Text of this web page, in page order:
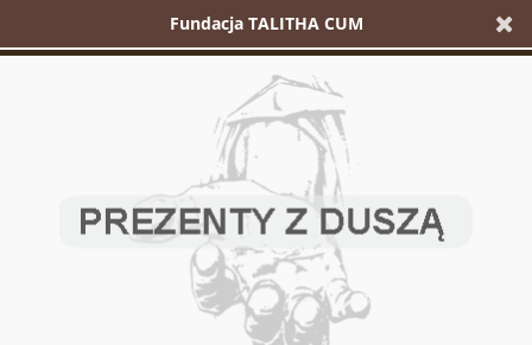
Fundacja TALITHA CUM